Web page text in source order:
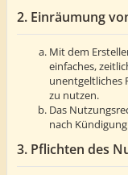
2. Einräumung
Mit dem
einfaches,
unentgeltliches
zu nutzen.
Das
nach
3. Pflichten des